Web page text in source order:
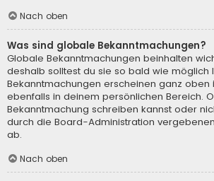
Nach oben
Was sind globale Bekanntmachungen?
Globale Bekanntmachungen beinhalten
deshalb solltest du sie so bald wie möglich
Bekanntmachungen erscheinen ganz oben
ebenfalls in deinem persönlichen Bereich.
Bekanntmachung schreiben kannst oder
durch die Board-Administration
ab.
Nach oben